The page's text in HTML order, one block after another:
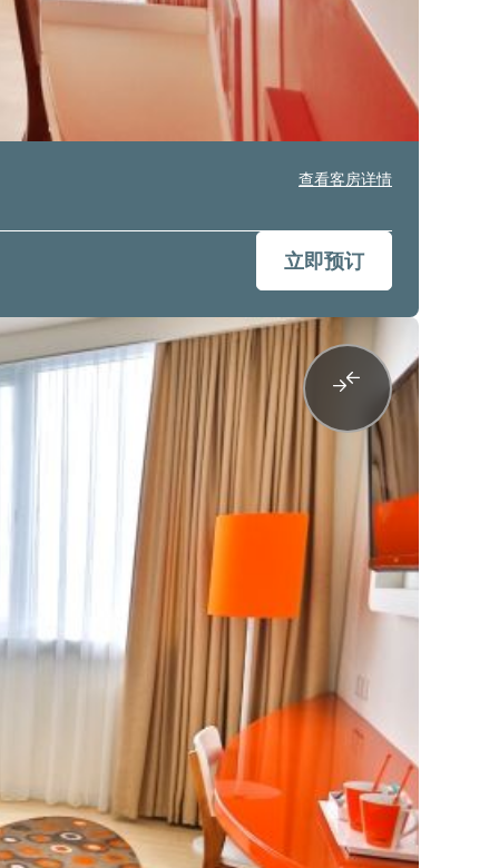
查看客房详情
立即预订